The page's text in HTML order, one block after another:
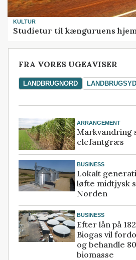
KULTUR
Studietur til kænguruens
FRA VORES UGEAVISER
LANDBRUGNORD LANDBRUGSYD
ARRANGEMENT
Markvandring
elefantgræs
BUSINESS
Lokalt
løfte midtjysk
Norden
BUSINESS
Efter lån på
Biogas vil
og behandle
biomasse